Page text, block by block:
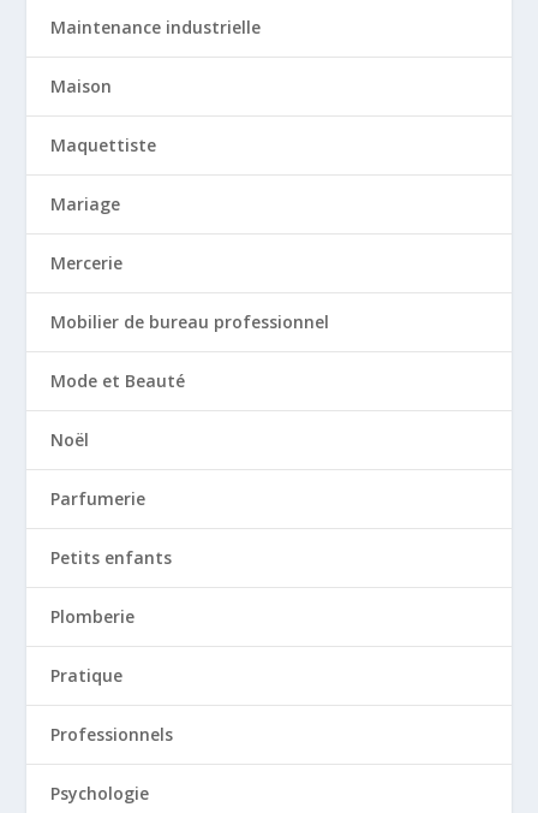
Maintenance industrielle
Maison
Maquettiste
Mariage
Mercerie
Mobilier de bureau professionnel
Mode et Beauté
Noël
Parfumerie
Petits enfants
Plomberie
Pratique
Professionnels
Psychologie